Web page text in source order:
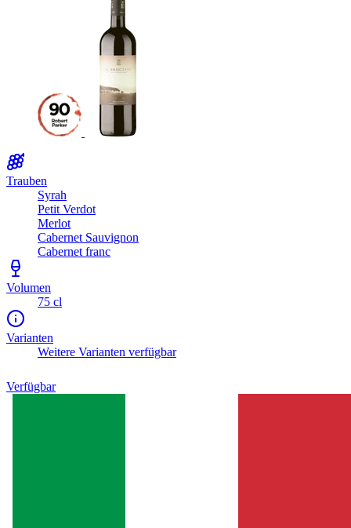
Trauben
Syrah
Petit Verdot
Merlot
Cabernet Sauvignon
Cabernet franc
Volumen
75 cl
Varianten
Weitere Varianten verfügbar
Verfügbar